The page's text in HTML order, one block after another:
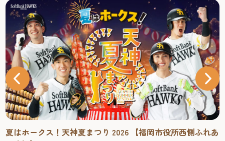
めされた３つの屋台の詳細な情報をもとに、”行ってみたい
屋台”、”気になる屋台”を選んで、屋台探しに活用してみま
せんか。 この日は”my YATAI診断”でおすすめされた情報を
もとに「KENZO」へいざ！ <Day１> KENZO常連客も観光客
も居心地がよく、明るく楽しい空間で味わう名物”焼きラー
メン” 博多川がすぐ側を流れる中洲5丁目で９年目を迎える
「KENZO」。博多出身の店主・瀬戸さんは、かつて居酒屋
で腕を磨いてきた料理人。気さくで明るい接客もこの屋台
の魅力で、常連客はもちろん、観光客も居心地よく楽しい
時間を過ごすことができる。 店主におすすめ料理を尋
ね、KENZO名物「焼きラーメン」（1,000円）と「ホルモン
夏はホークス！天神夏まつり 2026 【福岡市役所西側ふれあ